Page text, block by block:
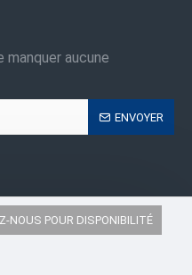
NOUS POUR DISPONIBILITÉ
manquer aucune
ENVOYER
,Tous les droits sont réservés